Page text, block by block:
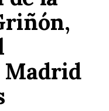
Madrid